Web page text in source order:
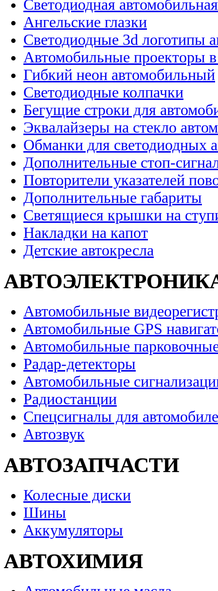
Светодиодная
Ангельские глазки
Светодиодные 3d логотипы
Автомобильные проекторы
Гибкий неон автомобильный
Светодиодные колпачки
Бегущие строки для
Эквалайзеры на стекло
Обманки для светодиодных
Дополнительные стоп-
Повторители указателей
Дополнительные габариты
Светящиеся крышки на
Накладки на капот
Детские автокресла
Автомобильные
Автомобильные GPS
Автомобильные
Радар-детекторы
Автомобильные
Радиостанции
Спецсигналы для
Автозвук
АВТОЗАПЧАСТИ
Колесные диски
Шины
Аккумуляторы
АВТОХИМИЯ